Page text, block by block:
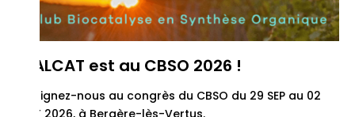
REALCAT est au CBSO 2026 !
Rejoignez-nous au congrès du CBSO du 29 SEP au 02